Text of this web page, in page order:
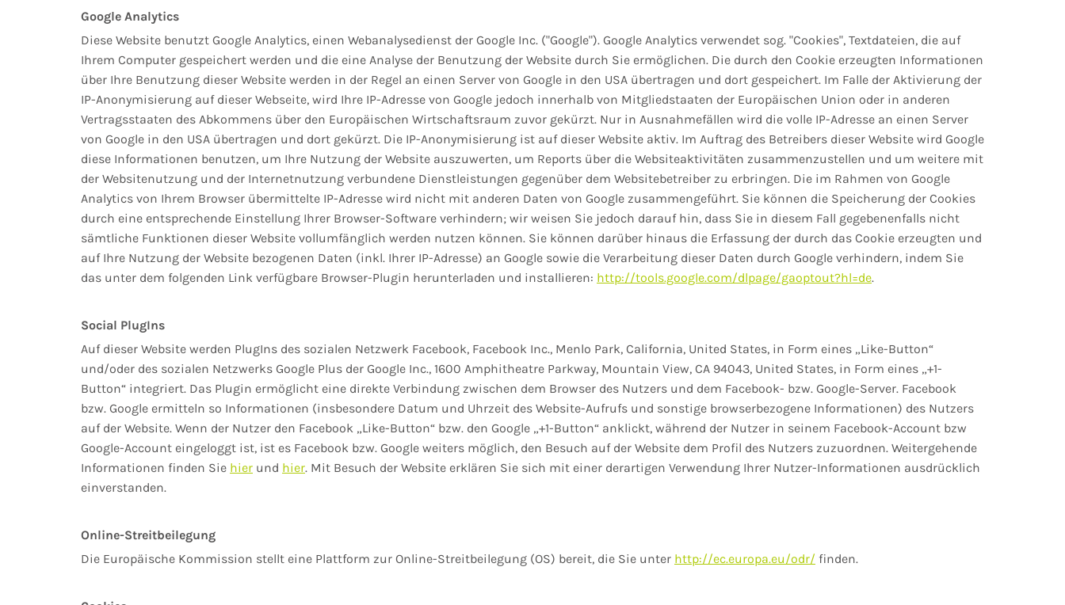
Google Analytics
Diese Website benutzt Google Analytics, einen Webanalysedienst der Google Inc. ("Google"). Google Analytics verwendet sog. "Cookies", Textdateien, die auf
Ihrem Computer gespeichert werden und die eine Analyse der Benutzung der Website durch Sie ermöglichen. Die durch den Cookie erzeugten Informationen
über Ihre Benutzung dieser Website werden in der Regel an einen Server von Google in den USA übertragen und dort gespeichert. Im Falle der Aktivierung der
IP-Anonymisierung auf dieser Webseite, wird Ihre IP-Adresse von Google jedoch innerhalb von Mitgliedstaaten der Europäischen Union oder in anderen
Vertragsstaaten des Abkommens über den Europäischen Wirtschaftsraum zuvor gekürzt. Nur in Ausnahmefällen wird die volle IP-Adresse an einen Server
von Google in den USA übertragen und dort gekürzt. Die IP-Anonymisierung ist auf dieser Website aktiv. Im Auftrag des Betreibers dieser Website wird Google
diese Informationen benutzen, um Ihre Nutzung der Website auszuwerten, um Reports über die Websiteaktivitäten zusammenzustellen und um weitere mit
der Websitenutzung und der Internetnutzung verbundene Dienstleistungen gegenüber dem Websitebetreiber zu erbringen. Die im Rahmen von Google
Analytics von Ihrem Browser übermittelte IP-Adresse wird nicht mit anderen Daten von Google zusammengeführt. Sie können die Speicherung der Cookies
durch eine entsprechende Einstellung Ihrer Browser-Software verhindern; wir weisen Sie jedoch darauf hin, dass Sie in diesem Fall gegebenenfalls nicht
sämtliche Funktionen dieser Website vollumfänglich werden nutzen können. Sie können darüber hinaus die Erfassung der durch das Cookie erzeugten und
auf Ihre Nutzung der Website bezogenen Daten (inkl. Ihrer IP-Adresse) an Google sowie die Verarbeitung dieser Daten durch Google verhindern, indem Sie
das unter dem folgenden Link verfügbare Browser-Plugin herunterladen und installieren: http://tools.google.com/dlpage/gaoptout?hl=de.
Social PlugIns
Auf dieser Website werden PlugIns des sozialen Netzwerk Facebook, Facebook Inc., Menlo Park, California, United States, in Form eines „Like-Button“
und/oder des sozialen Netzwerks Google Plus der Google Inc., 1600 Amphitheatre Parkway, Mountain View, CA 94043, United States, in Form eines „+1-
Button“ integriert. Das Plugin ermöglicht eine direkte Verbindung zwischen dem Browser des Nutzers und dem Facebook- bzw. Google-Server. Facebook
bzw. Google ermitteln so Informationen (insbesondere Datum und Uhrzeit des Website-Aufrufs und sonstige browserbezogene Informationen) des Nutzers
auf der Website. Wenn der Nutzer den Facebook „Like-Button“ bzw. den Google „+1-Button“ anklickt, während der Nutzer in seinem Facebook-Account bzw
Google-Account eingeloggt ist, ist es Facebook bzw. Google weiters möglich, den Besuch auf der Website dem Profil des Nutzers zuzuordnen. Weitergehende
Informationen finden Sie hier und hier. Mit Besuch der Website erklären Sie sich mit einer derartigen Verwendung Ihrer Nutzer-Informationen ausdrücklich
einverstanden.
Online-Streitbeilegung
Die Europäische Kommission stellt eine Plattform zur Online-Streitbeilegung (OS) bereit, die Sie unter http://ec.europa.eu/odr/ finden.